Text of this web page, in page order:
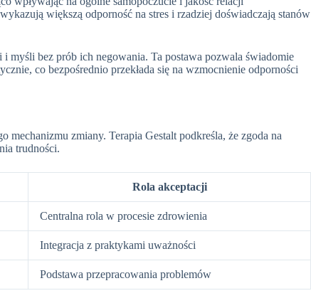
większą odporność na stres i rzadziej doświadczają stanów
myśli bez prób ich negowania. Ta postawa pozwala świadomie
co bezpośrednio przekłada się na wzmocnienie odporności
mechanizmu zmiany. Terapia Gestalt podkreśla, że zgoda na
trudności.
Rola akceptacji
Centralna rola w procesie zdrowienia
Integracja z praktykami uważności
Podstawa przepracowania problemów